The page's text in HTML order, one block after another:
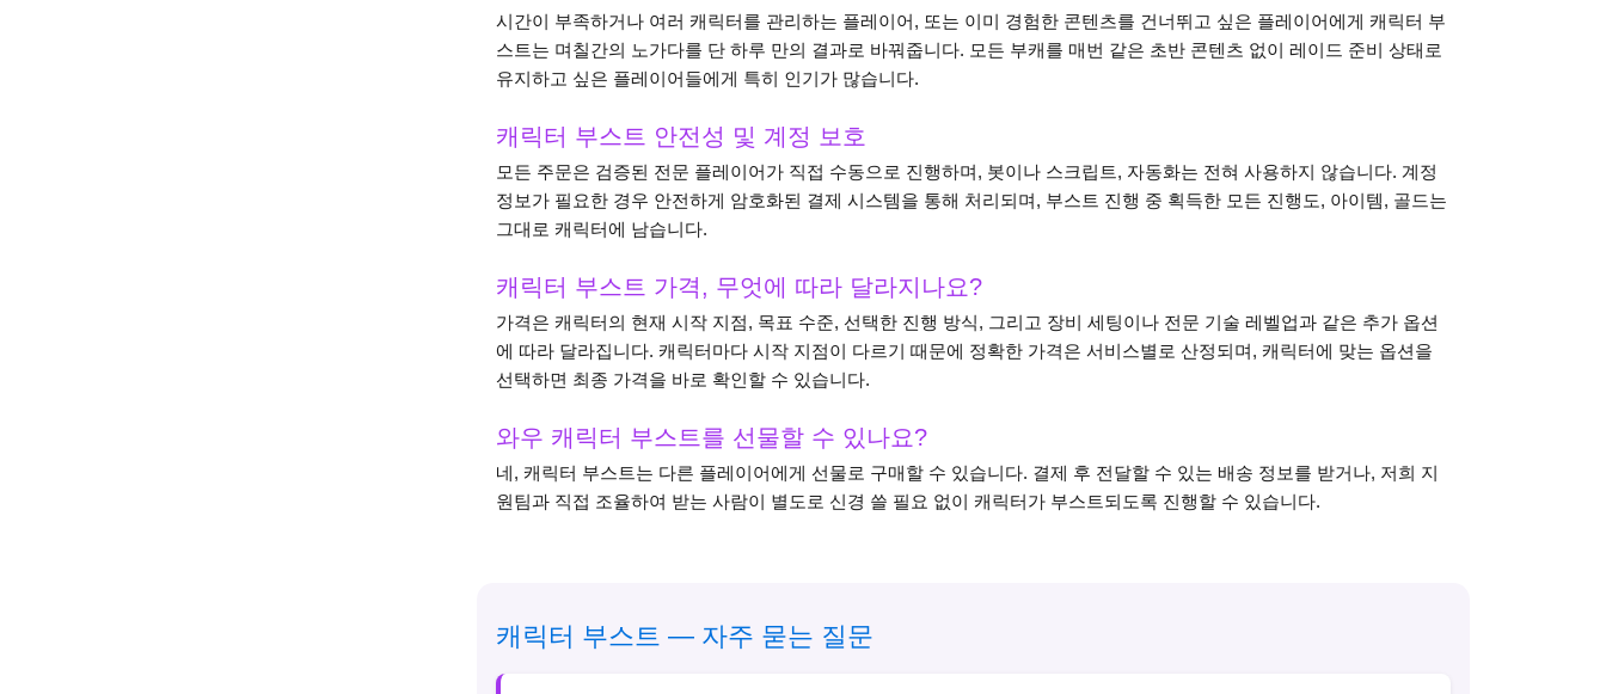
시간이 부족하거나 여러 캐릭터를 관리하는 플레이어, 또는 이미 경험한 콘텐츠를 건너뛰고 싶은 플레이어에게 캐릭터 부
스트는 며칠간의 노가다를 단 하루 만의 결과로 바꿔줍니다. 모든 부캐를 매번 같은 초반 콘텐츠 없이 레이드 준비 상태로
유지하고 싶은 플레이어들에게 특히 인기가 많습니다.
캐릭터 부스트 안전성 및 계정 보호
모든 주문은 검증된 전문 플레이어가 직접 수동으로 진행하며, 봇이나 스크립트, 자동화는 전혀 사용하지 않습니다. 계정
정보가 필요한 경우 안전하게 암호화된 결제 시스템을 통해 처리되며, 부스트 진행 중 획득한 모든 진행도, 아이템, 골드는
그대로 캐릭터에 남습니다.
캐릭터 부스트 가격, 무엇에 따라 달라지나요?
가격은 캐릭터의 현재 시작 지점, 목표 수준, 선택한 진행 방식, 그리고 장비 세팅이나 전문 기술 레벨업과 같은 추가 옵션
에 따라 달라집니다. 캐릭터마다 시작 지점이 다르기 때문에 정확한 가격은 서비스별로 산정되며, 캐릭터에 맞는 옵션을
선택하면 최종 가격을 바로 확인할 수 있습니다.
와우 캐릭터 부스트를 선물할 수 있나요?
네, 캐릭터 부스트는 다른 플레이어에게 선물로 구매할 수 있습니다. 결제 후 전달할 수 있는 배송 정보를 받거나, 저희 지
원팀과 직접 조율하여 받는 사람이 별도로 신경 쓸 필요 없이 캐릭터가 부스트되도록 진행할 수 있습니다.
캐릭터 부스트 — 자주 묻는 질문